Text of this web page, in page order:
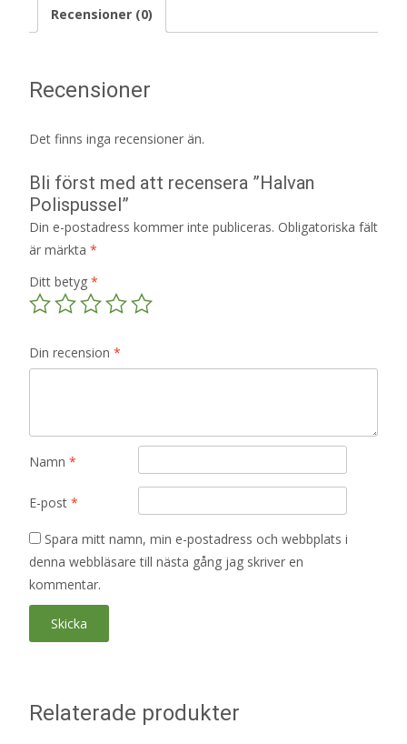
Recensioner (0)
Recensioner
Det finns inga recensioner än.
Bli först med att recensera ”Halvan
Polispussel”
Din e-postadress kommer inte publiceras. Obligatoriska fält
är märkta *
Ditt betyg *
Din recension *
Namn *
E-post *
Spara mitt namn, min e-postadress och webbplats i
denna webbläsare till nästa gång jag skriver en
kommentar.
Relaterade produkter